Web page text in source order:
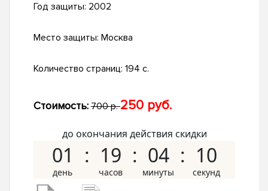
Год защиты: 2002
Место защиты: Москва
Количество страниц: 194 с.
Стоимость: 700 р.250 руб.
до окончания действия скидки
01 19 04 09